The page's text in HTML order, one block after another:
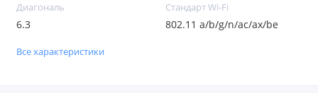
Диагональ
6.3
Стандарт Wi-Fi
802.11 a/b/g/n/ac/ax/be
Все характеристики